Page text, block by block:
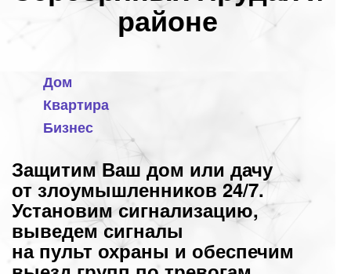
районе
Дом
Квартира
Бизнес
Защитим Ваш дом или дачу
от злоумышленников 24/7.
Установим сигнализацию,
выведем сигналы
на пульт охраны и обеспечим